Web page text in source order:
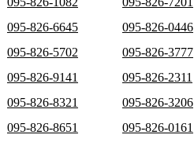
095-826-6645
095-826-0446
095-826-5702
095-826-3777
095-826-9141
095-826-2311
095-826-8321
095-826-3206
095-826-8651
095-826-0161